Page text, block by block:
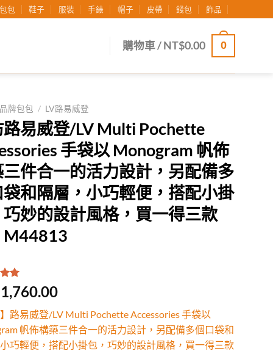
包包 鞋子 服裝 手錶 帽子 皮帶 錢包 飾品
購物車 /NT$0.00 0
牌包包 / LV路易威登
易威登/LV Multi Pochette
手袋以 Monogram 帆佈
件合一的活力設計，另配備多
和隔層，小巧輕便，搭配小掛
妙的設計風格，買一得三款
M44813
/
位
路易威登/LV Multi Pochette Accessories 手袋以
帆佈構築三件合一的活力設計，另配備多個口袋和
巧輕便，搭配小掛包，巧妙的設計風格，買一得三款